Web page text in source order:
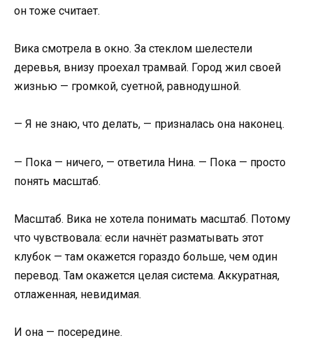
он тоже считает.
Вика смотрела в окно. За стеклом шелестели
деревья, внизу проехал трамвай. Город жил своей
жизнью — громкой, суетной, равнодушной.
— Я не знаю, что делать, — призналась она наконец.
— Пока — ничего, — ответила Нина. — Пока — просто
понять масштаб.
Масштаб. Вика не хотела понимать масштаб. Потому
что чувствовала: если начнёт разматывать этот
клубок — там окажется гораздо больше, чем один
перевод. Там окажется целая система. Аккуратная,
отлаженная, невидимая.
И она — посередине.